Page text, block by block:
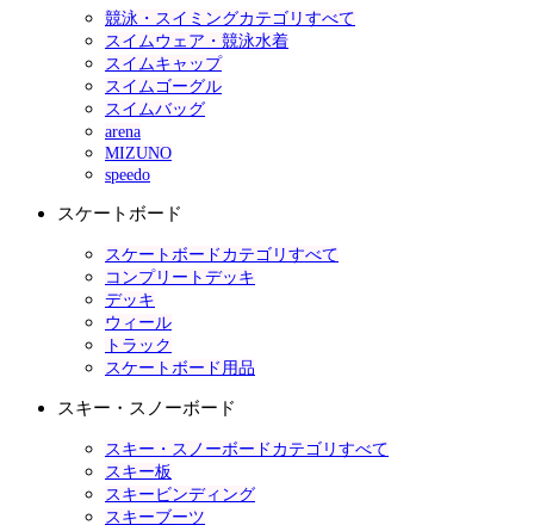
競泳・スイミングカテゴリすべて
スイムウェア・競泳水着
スイムキャップ
スイムゴーグル
スイムバッグ
arena
MIZUNO
speedo
スケートボード
スケートボードカテゴリすべて
コンプリートデッキ
デッキ
ウィール
トラック
スケートボード用品
スキー・スノーボード
スキー・スノーボードカテゴリすべて
スキー板
スキービンディング
スキーブーツ